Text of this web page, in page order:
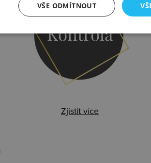
Kontrola
Zjistit více
VŠE ODMÍTNOUT